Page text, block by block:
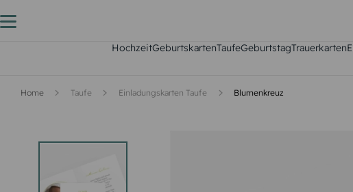
HochzeitGeburtskartenTaufeGeburtstagTrauerkarten
Home Taufe Einladungskarten Taufe Blumenkreuz